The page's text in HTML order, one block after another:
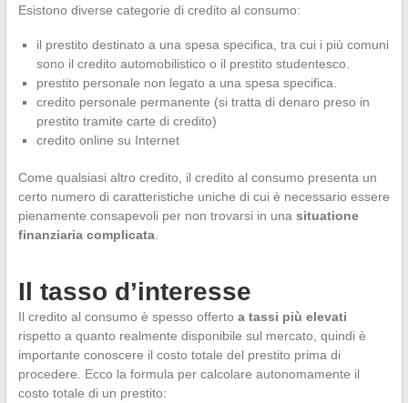
Esistono diverse categorie di credito al consumo:
il prestito destinato a una spesa specifica, tra cui i più comuni
sono il credito automobilistico o il prestito studentesco.
prestito personale non legato a una spesa specifica.
credito personale permanente (si tratta di denaro preso in
prestito tramite carte di credito)
credito online su Internet
Come qualsiasi altro credito, il credito al consumo presenta un
certo numero di caratteristiche uniche di cui è necessario essere
pienamente consapevoli per non trovarsi in una situatione
finanziaria complicata.
Il tasso d’interesse
Il credito al consumo è spesso offerto a tassi più elevati
rispetto a quanto realmente disponibile sul mercato, quindi è
importante conoscere il costo totale del prestito prima di
procedere. Ecco la formula per calcolare autonomamente il
costo totale di un prestito: